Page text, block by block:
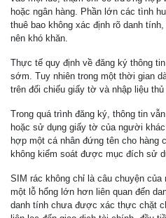
hoặc ngân hàng. Phần lớn các tình
thuê bao không xác định rõ danh
nên khó khăn.
Thực tế quy định về đăng ký thông
sớm. Tuy nhiên trong một thời gian
trên đối chiếu giấy tờ và nhập liệu thủ
Trong quá trình đăng ký, thông tin
hoặc sử dụng giấy tờ của người
hợp một cá nhân đứng tên cho hàng
không kiểm soát được mục đích sử
SIM rác không chỉ là câu chuyện của
một lỗ hổng lớn hơn liên quan đến
danh tính chưa được xác thực chặt